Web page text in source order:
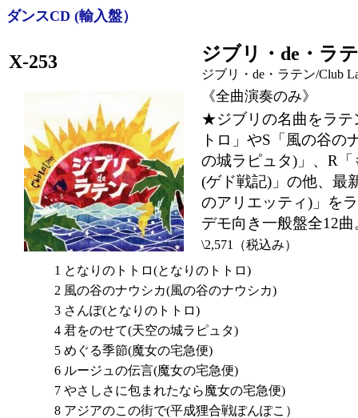
ダンスCD (輸入盤）
X-253 ジブリ・de・ラ
ジブリ・de・ラテン/Club
《全曲演奏のみ》
★ジブリの名曲をラテ
トロ」やS「風の谷の
の城ラピュタ)」、R
(ゲド戦記)」の他、最
のアリエッティ)」を
デモ向き一般盤全12曲
\2,571（税込み）
1 となりのトトロ(となりのトトロ)
2 風の谷のナウシカ(風の谷のナウシカ)
3 さんぽ(となりのトトロ)
4 君をのせて(天空の城ラピュタ)
5 めぐる季節(魔女の宅急便)
6 ルージュの伝言(魔女の宅急便)
7 やさしさに包まれたなら魔女の宅急便)
8 アジアのこの街で(平成狸合戦ぽんぽこ）